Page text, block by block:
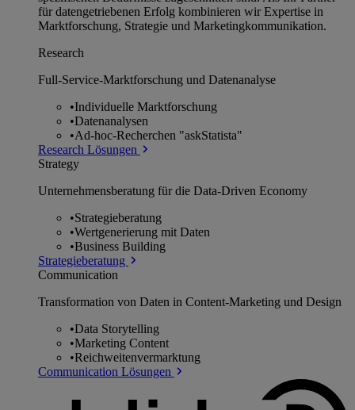
für datengetriebenen Erfolg kombinieren wir Expertise in
Marktforschung, Strategie und Marketingkommunikation.
Research
Full-Service-Marktforschung und Datenanalyse
•Individuelle Marktforschung
•Datenanalysen
•Ad-hoc-Recherchen "askStatista"
Research Lösungen
Strategy
Unternehmens­beratung für die Data-Driven Economy
•Strategieberatung
•Wertgenerierung mit Daten
•Business Building
Strategieberatung
Communication
Transformation von Daten in Content-Marketing und Design
•Data Storytelling
•Marketing Content
•Reichweitenvermarktung
Communication Lösungen